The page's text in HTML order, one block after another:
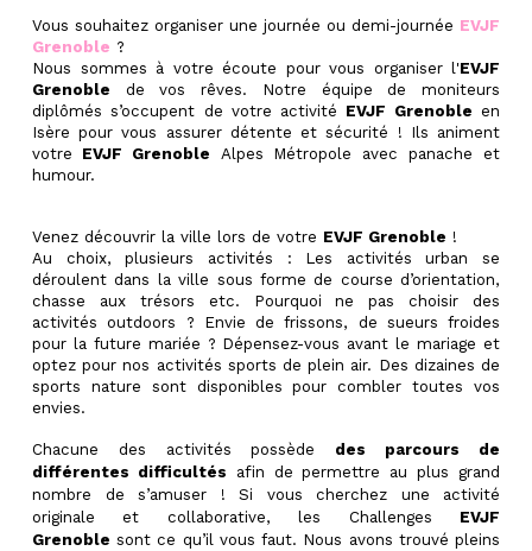
Vous souhaitez organiser une journée ou demi-journée EVJF
Grenoble ?
Nous sommes à votre écoute pour vous organiser l'EVJF
Grenoble de vos rêves. Notre équipe de moniteurs
diplômés s’occupent de votre activité EVJF Grenoble en
Isère pour vous assurer détente et sécurité ! Ils animent
votre EVJF Grenoble Alpes Métropole avec panache et
humour.
Venez découvrir la ville lors de votre EVJF Grenoble !
Au choix, plusieurs activités : Les activités urban se
déroulent dans la ville sous forme de course d’orientation,
chasse aux trésors etc. Pourquoi ne pas choisir des
activités outdoors ? Envie de frissons, de sueurs froides
pour la future mariée ? Dépensez-vous avant le mariage et
optez pour nos activités sports de plein air. Des dizaines de
sports nature sont disponibles pour combler toutes vos
envies.
Chacune des activités possède des parcours de
différentes difficultés afin de permettre au plus grand
nombre de s’amuser ! Si vous cherchez une activité
originale et collaborative, les Challenges EVJF
Grenoble sont ce qu’il vous faut. Nous avons trouvé pleins